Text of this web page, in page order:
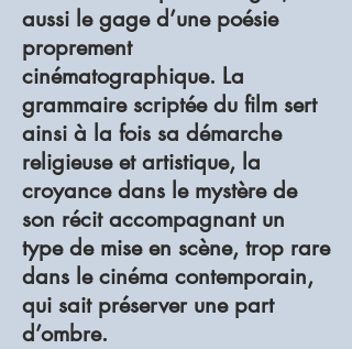
aussi le gage d’une poésie
proprement
cinématographique. La
grammaire scriptée du film sert
ainsi à la fois sa démarche
religieuse et artistique, la
croyance dans le mystère de
son récit accompagnant un
type de mise en scène, trop rare
dans le cinéma contemporain,
qui sait préserver une part
d’ombre.